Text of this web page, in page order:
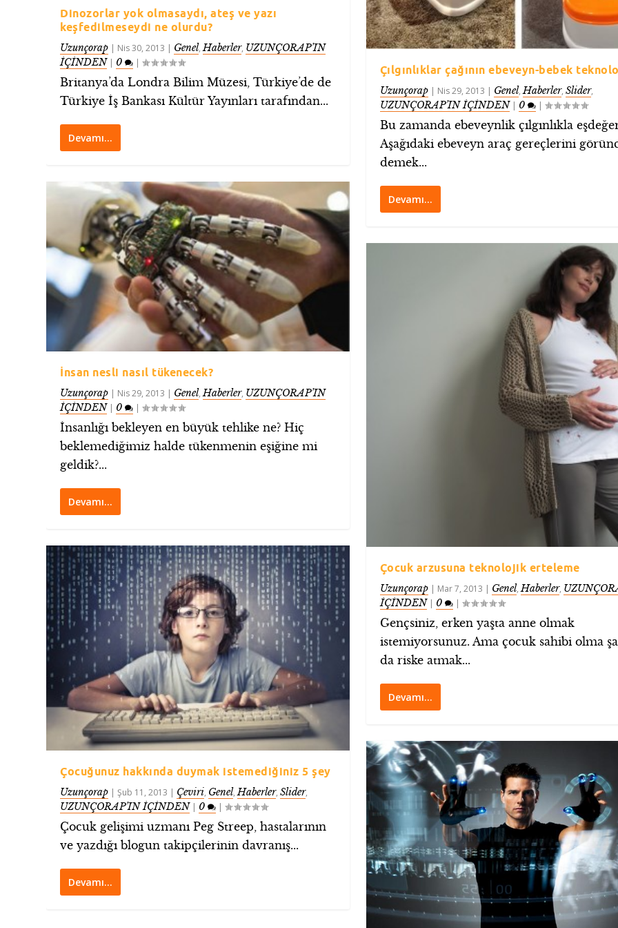
Dinozorlar yok olmasaydı, ateş ve yazı
keşfedilmeseydi ne olurdu?
Uzunçorap | Nis 30, 2013 | Genel,Haberler, UZUNÇORAP’IN
İÇİNDEN| 0 |
Britanya’da Londra Bilim Müzesi, Türkiye’de de
Türkiye İş Bankası Kültür Yayınları tarafından...
Devamı…
İnsan nesli nasıl tükenecek?
Uzunçorap | Nis 29, 2013 | Genel,Haberler, UZUNÇORAP’IN
İÇİNDEN| 0 |
İnsanlığı bekleyen en büyük tehlike ne? Hiç
beklemediğimiz halde tükenmenin eşiğine mi
geldik?...
Devamı…
Çocuğunuz hakkında duymak istemediğiniz 5 şey
Uzunçorap |Şub 11, 2013 | Çeviri, Genel,Haberler,Slider,
UZUNÇORAP’IN İÇİNDEN| 0 |
Çocuk gelişimi uzmanı Peg Streep, hastalarının
ve yazdığı blogun takipçilerinin davranış...
Devamı…
Çılgınlıklar çağının ebeveyn-bebek
Uzunçorap| Nis 29, 2013 | Genel,Haberler, Slider,
UZUNÇORAP’IN İÇİNDEN| 0 |
Bu zamanda ebeveynlik çılgınlıkla
Aşağıdaki ebeveyn araç gereçlerini
demek...
Devamı…
Çocuk arzusuna teknolojik erteleme
Uzunçorap| Mar 7, 2013 | Genel,Haberler,
İÇİNDEN| 0 |
Gençsiniz, erken yaşta anne olmak
istemiyorsunuz. Ama çocuk sahibi olma
da riske atmak...
Devamı…